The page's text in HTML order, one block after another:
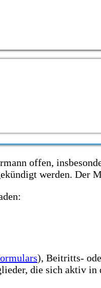
aus.
offen,
werden. Der
), Beitritts-
die sich aktiv